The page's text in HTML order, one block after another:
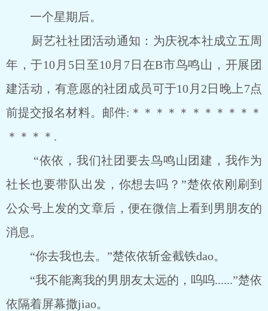
一个星期后。
厨艺社社团活动通知：为庆祝本社成立五周
年，于10月5日至10月7日在B市鸟鸣山，开展团
建活动，有意愿的社团成员可于10月2日晚上7点
前提交报名材料。邮件:＊＊＊＊＊＊＊＊＊＊＊
＊＊＊＊.
“依依，我们社团要去鸟鸣山团建，我作为
社长也要带队出发，你想去吗？”楚依依刚刷到
公众号上发的文章后，便在微信上看到男朋友的
消息。
“你去我也去。”楚依依斩金截铁dao。
“我不能离我的男朋友太远的，呜呜......”楚依
依隔着屏幕撒jiao。